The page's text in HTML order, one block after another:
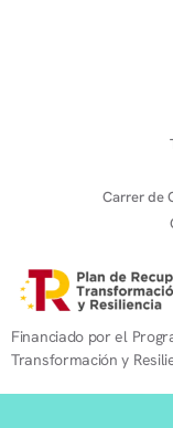
Carrer de
Financiado por el
Transformación y